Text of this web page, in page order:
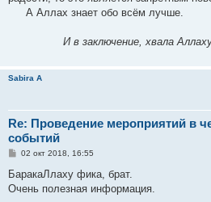
А Аллах знает обо всём лучше.
И в заключение, хвала
Sabira A
Re: Проведение мероприятий в
событий
С
о
б
щ
02 окт 2018, 16:55
БаракаЛлаху фика, брат.
Очень полезная информация.